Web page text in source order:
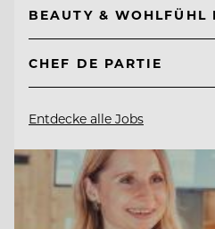
BEAUTY & WOHLFÜHL
CHEF DE PARTIE
Entdecke alle Jobs